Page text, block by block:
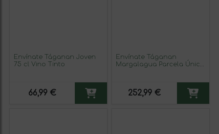
Envínate Táganan Joven
75 cl Vino Tinto
66,99 €
Envínate Táganan
Margalagua Parcela Única
252,99 €